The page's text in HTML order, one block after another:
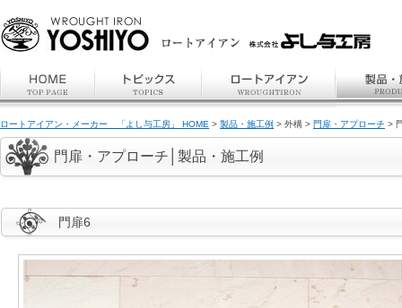
ロートアイアン・メーカー 「よし与工房」 HOME > 製品・施工例 > 外構 > 門扉・アプローチ >
門扉・アプローチ│製品・施工例
門扉6